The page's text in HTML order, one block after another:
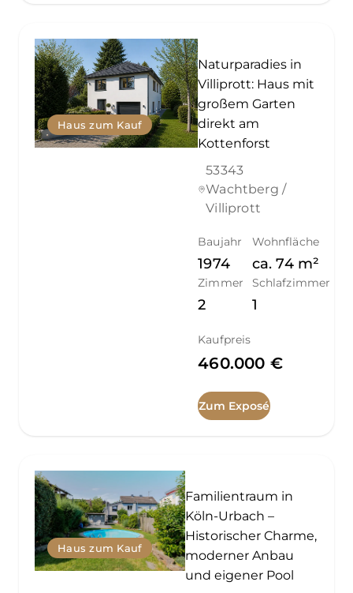
Haus zum Kauf
Naturparadies in
Villiprott: Haus mit
großem Garten
direkt am
Kottenforst
53343
Wachtberg /
Villiprott
Baujahr
1974
Wohnfläche
ca. 74 m²
Zimmer
2
Schlafzimmer
1
Kaufpreis
460.000 €
Zum Exposé
Haus zum Kauf
Familientraum in
Köln-Urbach –
Historischer Charme,
moderner Anbau
und eigener Pool